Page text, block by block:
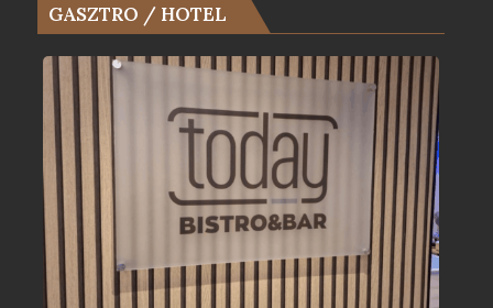
Év
Turistaháza
bejegyzéshez
GASZTRO / HOTEL